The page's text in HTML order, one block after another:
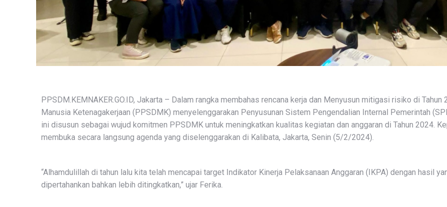
PPSDM.KEMNAKER.GO.ID, Jakarta – Dalam rangka membahas rencana kerja dan Menyusun mitigasi risiko di
Manusia Ketenagakerjaan (PPSDMK) menyelenggarakan Penyusunan Sistem Pengendalian Internal Pemerintah
ini disusun sebagai wujud komitmen PPSDMK untuk meningkatkan kualitas kegiatan dan anggaran di Tahun 2024.
membuka secara langsung agenda yang diselenggarakan di Kalibata, Jakarta, Senin (5/2/2024).
“Alhamdulillah di tahun lalu kita telah mencapai target Indikator Kinerja Pelaksanaan Anggaran (IKPA) dengan hasil
dipertahankan bahkan lebih ditingkatkan,” ujar Ferika.